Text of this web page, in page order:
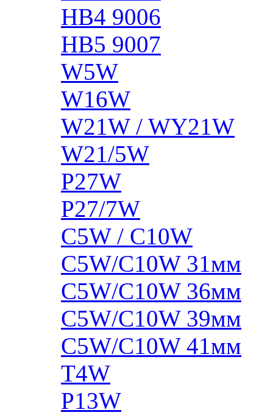
HB4 9006
HB5 9007
W5W
W16W
W21W / WY21W
W21/5W
P27W
P27/7W
C5W / C10W
C5W/C10W 31мм
C5W/C10W 36мм
C5W/C10W 39мм
C5W/C10W 41мм
T4W
P13W